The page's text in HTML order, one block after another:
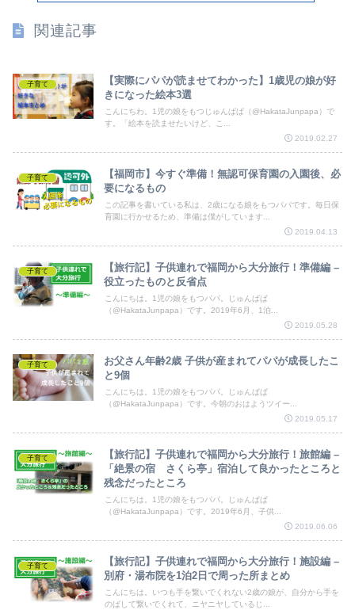
関連記事
子育て
【実際にパパが読ませてわかった】1歳児の娘が好
きになった絵本3選
こんにちわ。1児の娘をもつじゅんぱぱ（@HakataJunpapa）で
す。「絵本を読ませたいけど、こ...
2019.02.27
子育て
【福岡市】今すぐ準備！無認可保育園の入園後、必
要になるもの
この記事を書いている私は、2歳になる娘をもつパパです。毎日保
育園に行かせるため、準備は僕がしています...
2019.04.13
子育て
【旅行記】子供連れで福岡から大分旅行！準備編 –
役立ったものと反省点
こんにちは。1児の娘をもつパパ。じゅんぱぱ
（@HakataJunpapa）です。2019年6月、1泊...
2019.05.28
子育て
お父さん年齢2歳 子供が産まれてパパが成長したこ
と9個
こんにちは。1児の娘をもつパパ。じゅんぱぱ
（@HakataJunpapa）です。今朝のおはようツイー...
2019.05.17
子育て
【旅行記】子供連れで福岡から大分旅行！旅館編 –
「絶景の宿 さくら亭」宿泊して良かったところと
残念だったところ
こんにちは。1児の娘をもつパパ。じゅんぱぱ
（@HakataJunpapa）です。2019年6月、子供...
2019.06.06
子育て
【旅行記】子供連れで福岡から大分旅行！施設編 –
別府・湯布院を1泊2日で周った所まとめ
こんにちは。いつも手を繋いでくれない2歳の娘が、自分から手を
のばして繋いでくれて、ニヤニヤしているじ...